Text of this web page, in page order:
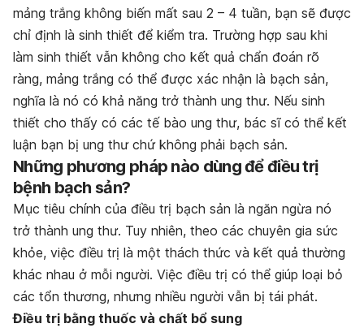
mảng trắng không biến mất sau 2 – 4 tuần, bạn sẽ được
chỉ định là sinh thiết để kiểm tra. Trường hợp sau khi
làm sinh thiết vẫn không cho kết quả chẩn đoán rõ
ràng, mảng trắng có thể được xác nhận là bạch sản,
nghĩa là nó có khả năng trở thành ung thư. Nếu sinh
thiết cho thấy có các tế bào ung thư, bác sĩ có thể kết
luận bạn bị ung thư chứ không phải bạch sản.
Những phương pháp nào dùng để điều trị
bệnh bạch sản?
Mục tiêu chính của điều trị bạch sản là ngăn ngừa nó
trở thành ung thư. Tuy nhiên, theo các chuyên gia sức
khỏe, việc điều trị là một thách thức và kết quả thường
khác nhau ở mỗi người. Việc điều trị có thể giúp loại bỏ
các tổn thương, nhưng nhiều người vẫn bị tái phát.
Điều trị bằng thuốc và chất bổ sung